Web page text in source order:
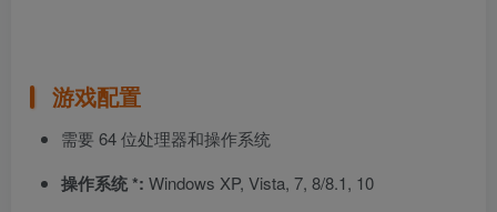
游戏配置
需要 64 位处理器和操作系统
操作系统 *: Windows XP, Vista, 7, 8/8.1, 10